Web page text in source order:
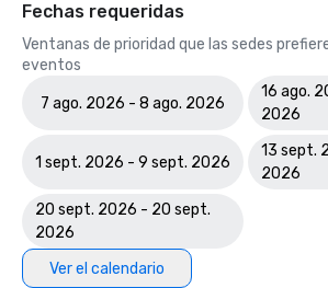
Fechas requeridas
Ventanas de prioridad que las sedes
eventos
7 ago. 2026 - 8 ago. 2026
16 ago.
2026
1 sept. 2026 - 9 sept. 2026
13 sept.
2026
20 sept. 2026 - 20 sept.
2026
Ver el calendario